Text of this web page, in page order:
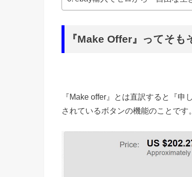
『Make Offer』ってそも
『Make offer 』とは直訳すると『申
されているボタンの機能のことです。